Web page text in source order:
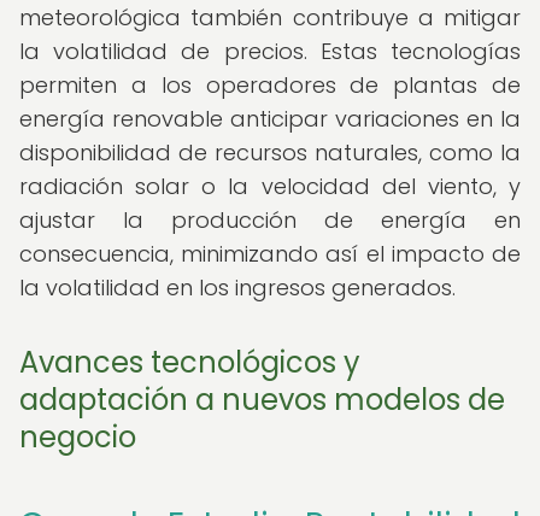
meteorológica también contribuye a mitigar
la volatilidad de precios. Estas tecnologías
permiten a los operadores de plantas de
energía renovable anticipar variaciones en la
disponibilidad de recursos naturales, como la
radiación solar o la velocidad del viento, y
ajustar la producción de energía en
consecuencia, minimizando así el impacto de
la volatilidad en los ingresos generados.
Avances tecnológicos y
adaptación a nuevos modelos de
negocio